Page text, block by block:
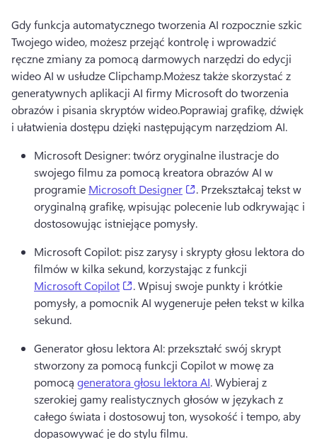
Gdy funkcja automatycznego tworzenia AI rozpocznie szkic
Twojego wideo, możesz przejąć kontrolę i wprowadzić
ręczne zmiany za pomocą darmowych narzędzi do edycji
wideo AI w usłudze Clipchamp.Możesz także skorzystać z
generatywnych aplikacji AI firmy Microsoft do tworzenia
obrazów i pisania skryptów wideo.Poprawiaj grafikę, dźwięk
i ułatwienia dostępu dzięki następującym narzędziom AI.
Microsoft Designer: twórz oryginalne ilustracje do
swojego filmu za pomocą kreatora obrazów AI w
programie Microsoft Designer (opens in a new tab)
. Przekształcaj tekst w
oryginalną grafikę, wpisując polecenie lub odkrywając i
dostosowując istniejące pomysły.
Microsoft Copilot: pisz zarysy i skrypty głosu lektora do
filmów w kilka sekund, korzystając z funkcji
Microsoft Copilot
(opens in a new tab)
. Wpisuj swoje punkty i krótkie
pomysły, a pomocnik AI wygeneruje pełen tekst w kilka
sekund.
Generator głosu lektora AI: przekształć swój skrypt
stworzony za pomocą funkcji Copilot w mowę za
pomocą generatora głosu lektora AI. Wybieraj z
szerokiej gamy realistycznych głosów w językach z
całego świata i dostosowuj ton, wysokość i tempo, aby
dopasowywać je do stylu filmu.